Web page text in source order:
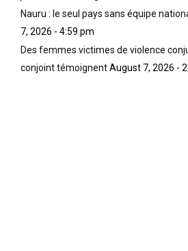
Nauru : le seul pays sans équipe
7, 2026 - 4:59 pm
Des femmes victimes de violence
conjoint témoignentAugust 7, 2026 -